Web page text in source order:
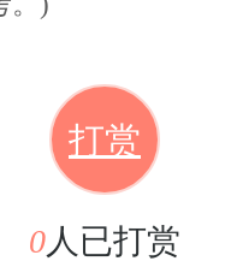
打赏
0人已打赏